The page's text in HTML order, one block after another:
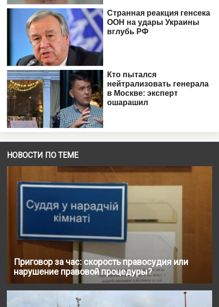
НОВОСТИ ПО ТЕМЕ
Приговор за час: скорость правосудия или
нарушение правовой процедуры?